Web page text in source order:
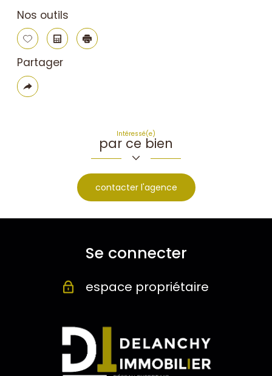
Nos outils
Sélectionner
Calculatrice
Imprimer
Partager
Plus
de
Intéressé(e)
par ce bien
contacter l'agence
Se connecter
espace propriétaire